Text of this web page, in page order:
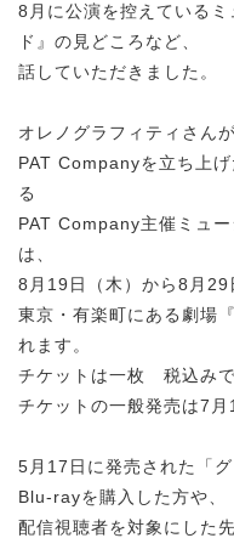
8月に公演を控えている
ド』の見どころなど、
話していただきました。
オレノグラフィティさんが
PAT Companyを立ち上
る
PAT Company主催ミュー
は、
8月19日（木）から8月29
東京・有楽町にある劇場
れます。
チケットは一枚 税込みで
チケットの一般発売は7月
5月17日に発売された「
Blu-rayを購入した方や、
配信視聴者を対象にした